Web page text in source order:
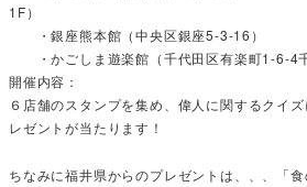
1F）
・銀座熊本館（中央区銀座5-3-16）
・かごしま遊楽館（千代田区有楽町1-6-4千
開催内容：
６店舗のスタンプを集め、偉人に関するクイ
レゼントが当たります！
ちなみに福井県からのプレゼントは、、、「